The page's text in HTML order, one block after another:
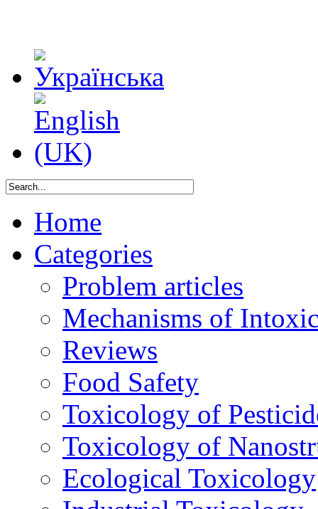
Home
Categories
Problem articles
Mechanisms of
Reviews
Food Safety
Toxicology of
Toxicology of
Ecological Toxicology